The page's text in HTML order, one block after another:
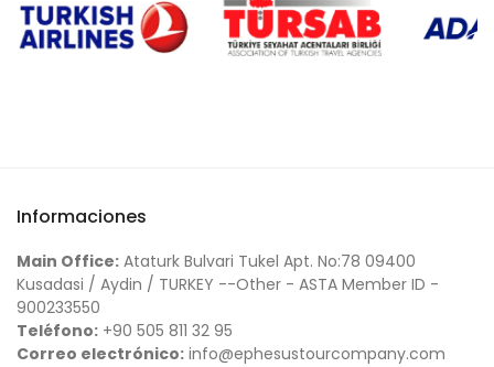
Informaciones
Main Office: Ataturk Bulvari Tukel Apt. No:78 09400
Kusadasi / Aydin / TURKEY --Other - ASTA Member ID -
900233550
Teléfono: +90 505 811 32 95
Correo electrónico: info@ephesustourcompany.com